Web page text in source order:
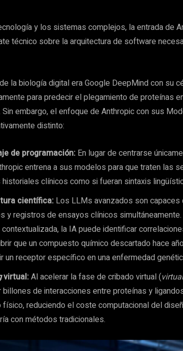
y los sistemas complejos, la entrada de
técnico sobre la arquitectura de software
la biología digital era Google DeepMind con su
para predecir el plegamiento de proteínas
embargo, el enfoque de Anthropic con sus
distinto:
de programación: En lugar de centrarse
entrena a sus modelos para que traten las
clínicos como si fueran sintaxis
científica: Los LLMs avanzados son
y registros de ensayos clínicos
la IA puede identificar
que un compuesto químico descartado hace
un receptor específico en una enfermedad
virtual:Al acelerar la fase de cribado virtual (
de interacciones entre proteínas y
reduciendo el coste computacional del
con métodos tradicionales.